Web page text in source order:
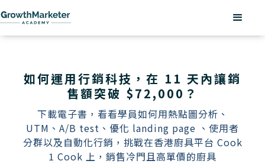
如何運用行銷科技，在 11 天內讓銷
售額突破 $72,000？
下載電子書，看看學員如何用熱點圖分析、
UTM、A/B test、優化 landing page 、使用者
分群以及自動化行銷，挑戰在香港廚具平台 Cook
1 Cook 上，銷售冷門且高單價的廚具